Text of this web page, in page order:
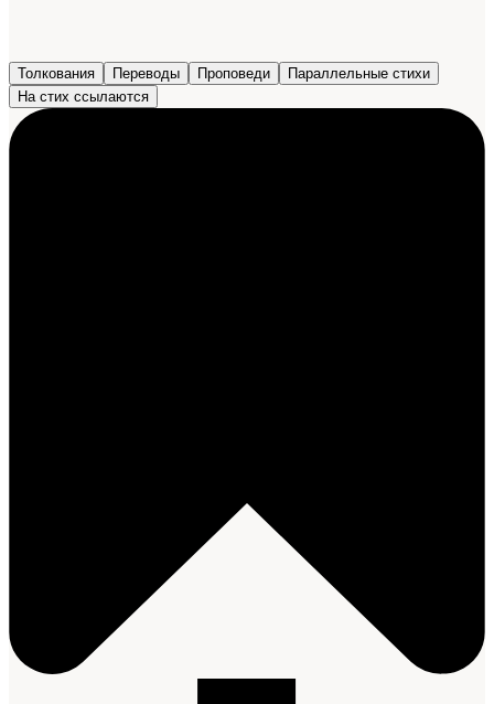
Толкования Переводы Проповеди
Параллельные стихи
На стих ссылаются